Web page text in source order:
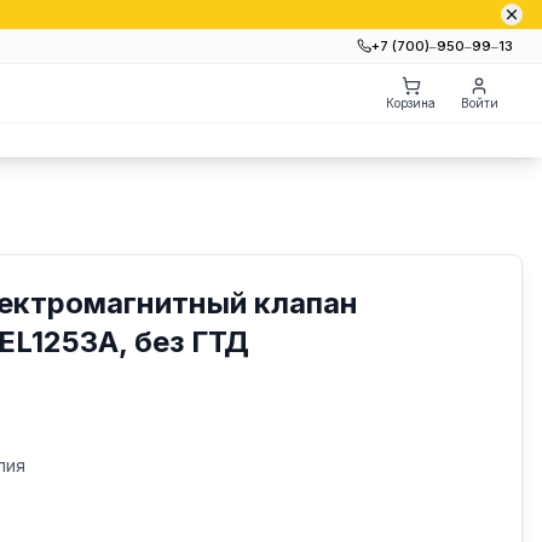
+7 (700)‒950‒99‒13
Корзина Войти
клапан
без ГТД